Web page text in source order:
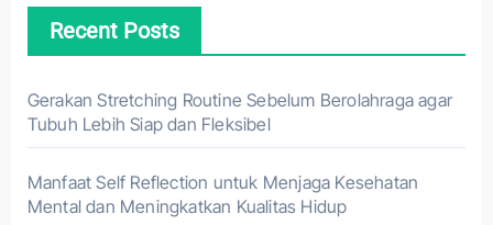
Recent Posts
Gerakan Stretching Routine Sebelum Berolahraga agar
Tubuh Lebih Siap dan Fleksibel
Manfaat Self Reflection untuk Menjaga Kesehatan
Mental dan Meningkatkan Kualitas Hidup